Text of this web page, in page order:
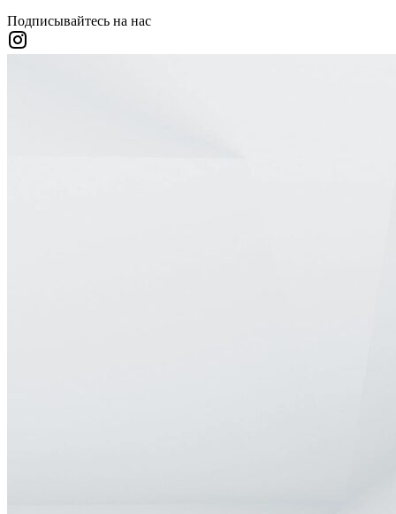
Подписывайтесь на нас